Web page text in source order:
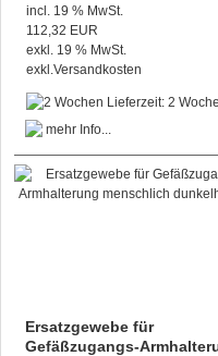
incl. 19 % MwSt.
112,32 EUR
exkl. 19 % MwSt.
exkl.Versandkosten
Lieferzeit: 2
Ersatzgewebe für
Gefäßzugangs-